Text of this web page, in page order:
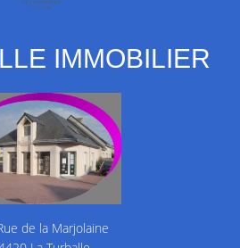
IMMOBILIER
de la Marjolaine